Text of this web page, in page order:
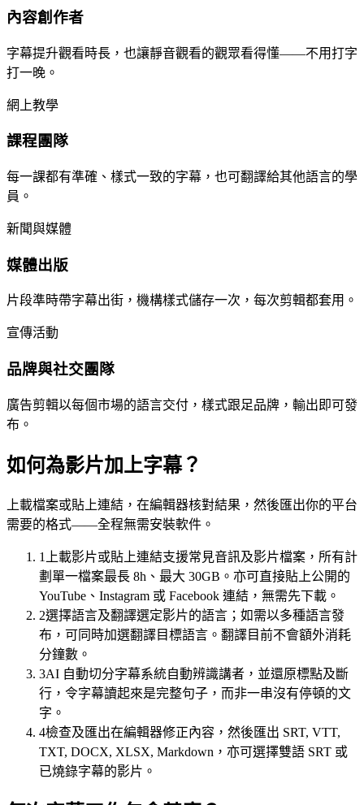
字幕軌
時間對齊 · 樣式範本
登入之後，你會見到這個儀表板。
你所做的每個改動都會即時儲存。
內容創作者
字幕提升觀看時長，也讓靜音觀看的觀眾看得懂——不用打字
打一晚。
網上教學
課程團隊
每一課都有準確、樣式一致的字幕，也可翻譯給其他語言的學
員。
新聞與媒體
媒體出版
片段準時帶字幕出街，機構樣式儲存一次，每次剪輯都套用。
宣傳活動
品牌與社交團隊
廣告剪輯以每個市場的語言交付，樣式跟足品牌，輸出即可發
布。
如何為影片加上字幕？
上載檔案或貼上連結，在編輯器核對結果，然後匯出你的平台
需要的格式——全程無需安裝軟件。
1 上載影片或貼上連結支援常見音訊及影片檔案，所有計
劃單一檔案最長 8h、最大 30GB。亦可直接貼上公開的
YouTube、Instagram 或 Facebook 連結，無需先下載。
2選擇語言及翻譯選定影片的語言；如需以多種語言發
布，可同時加選翻譯目標語言。翻譯目前不會額外消耗
分鐘數。
3AI 自動切分字幕系統自動辨識講者，並還原標點及斷
行，令字幕讀起來是完整句子，而非一串沒有停頓的文
字。
4檢查及匯出在編輯器修正內容，然後匯出 SRT, VTT,
TXT, DOCX, XLSX, Markdown，亦可選擇雙語 SRT 或
已燒錄字幕的影片。